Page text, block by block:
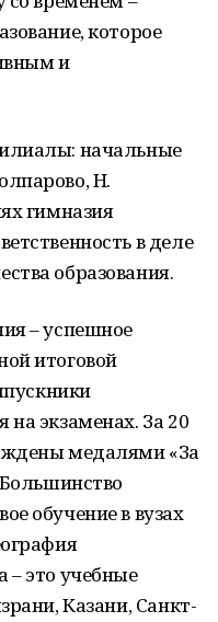
которое
и
начальные
Н.
гимназия
в деле
образования.
– успешное
итоговой
экзаменах. За 20
медалями «За
обучение в вузах
– это учебные
Казани, Санкт-